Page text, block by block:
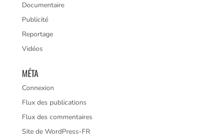
Documentaire
Publicité
Reportage
Vidéos
MÉTA
Connexion
Flux des publications
Flux des commentaires
Site de WordPress-FR